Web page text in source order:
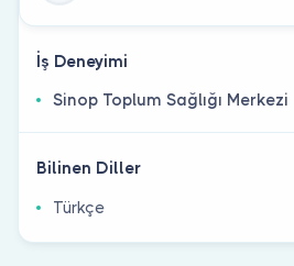
İş Deneyimi
Sinop Toplum Sağlığı Merkezi
Bilinen Diller
Türkçe